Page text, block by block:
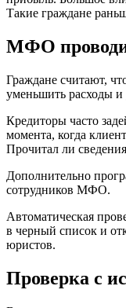
Такие граждане
МФО
Граждане считают,
уменьшить расходы и
Кредиторы часто
момента, когда
Прочитал ли
Дополнительно
сотрудников МФО.
Автоматическая
в черный список и
юристов.
Проверка с